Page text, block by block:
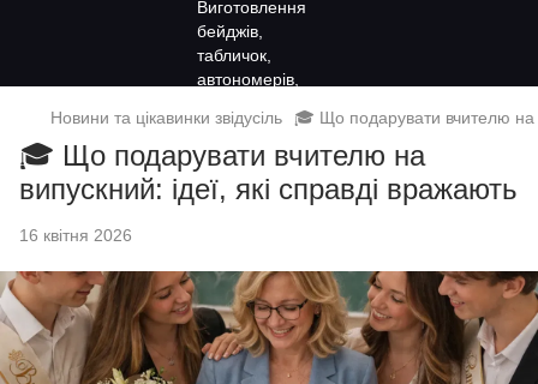
Новини та цікавинки звідусіль 🎓 Що подарувати вчителю на
🎓 Що подарувати вчителю на
випускний: ідеї, які справді вражають
16 квітня 2026